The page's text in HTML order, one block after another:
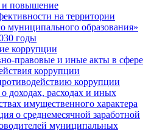
и повышение
на территории
муниципального образования»
годы
коррупции
правовые и иные акты в сфере
коррупции
коррупции
доходах, расходах и иных
имущественного характера
о среднемесячной заработной
муниципальных